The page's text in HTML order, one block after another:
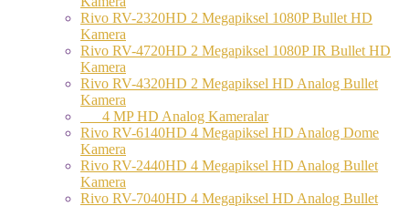
Rivo RV-2320HD 2 Megapiksel 1080P Bullet HD
Kamera
Rivo RV-4720HD 2 Megapiksel 1080P IR Bullet HD
Kamera
Rivo RV-4320HD 2 Megapiksel HD Analog Bullet
Kamera
4 MP HD Analog Kameralar
Rivo RV-6140HD 4 Megapiksel HD Analog Dome
Kamera
Rivo RV-2440HD 4 Megapiksel HD Analog Bullet
Kamera
Rivo RV-7040HD 4 Megapiksel HD Analog Bullet